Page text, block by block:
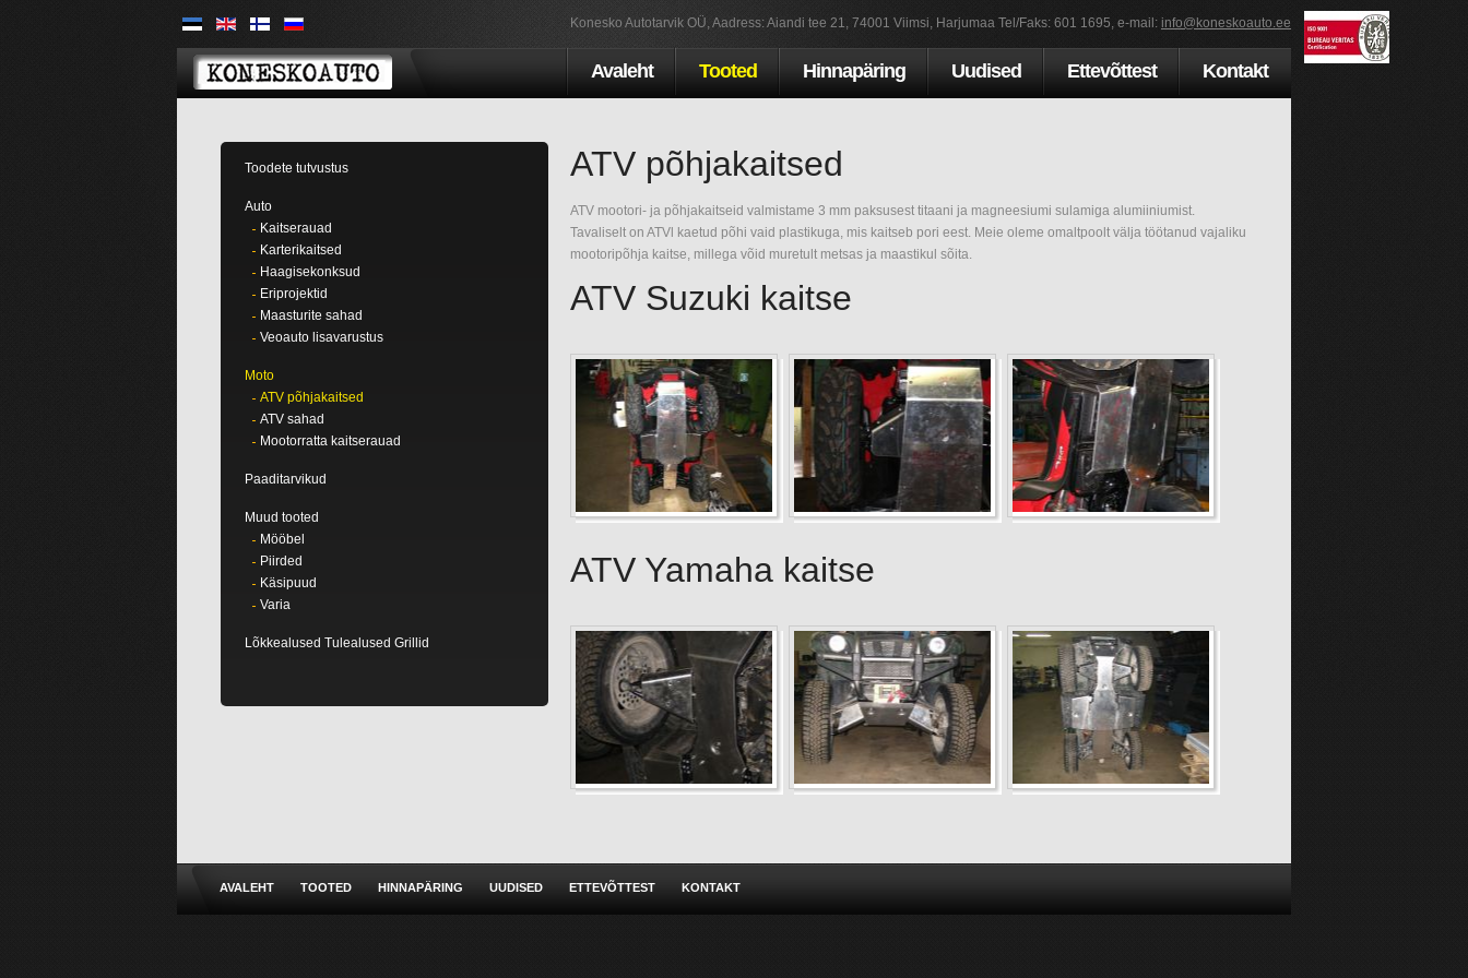
Konesko Autotarvik OÜ, Aadress: Aiandi tee 21, 74001 Viimsi, Harjumaa Tel/Faks: 601 1695, e-mail: info@koneskoauto.ee
Avaleht Tooted Hinnapäring Uudised Ettevõttest Kontakt
Toodete tutvustus
Auto
Kaitserauad
Karterikaitsed
Haagisekonksud
Eriprojektid
Maasturite sahad
Veoauto lisavarustus
Moto
ATV põhjakaitsed
ATV sahad
Mootorratta kaitserauad
Paaditarvikud
Muud tooted
Mööbel
Piirded
Käsipuud
Varia
Lõkkealused Tulealused Grillid
ATV põhjakaitsed
ATV mootori- ja põhjakaitseid valmistame 3 mm paksusest titaani ja magneesiumi sulamiga alumiiniumist.
Tavaliselt on ATVl kaetud põhi vaid plastikuga, mis kaitseb pori eest. Meie oleme omaltpoolt välja töötanud vajaliku
mootoripõhja kaitse, millega võid muretult metsas ja maastikul sõita.
ATV Suzuki kaitse
ATV Yamaha kaitse
AVALEHT TOOTED HINNAPÄRING UUDISED ETTEVÕTTEST KONTAKT